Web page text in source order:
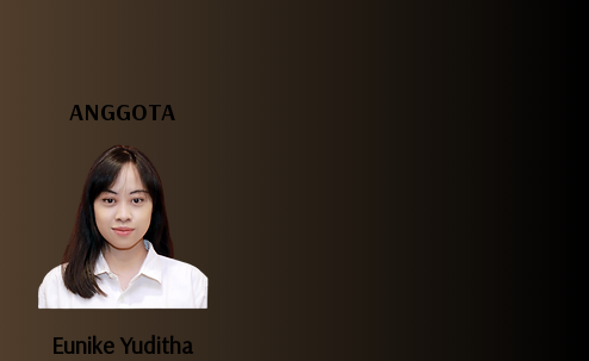
ANGGOTA
Eunike Yuditha